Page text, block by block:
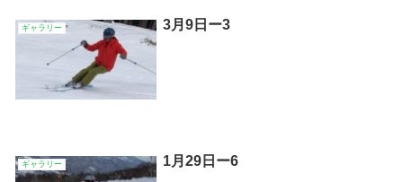
ギャラリー 3月9日ー3
ギャラリー 1月29日ー6